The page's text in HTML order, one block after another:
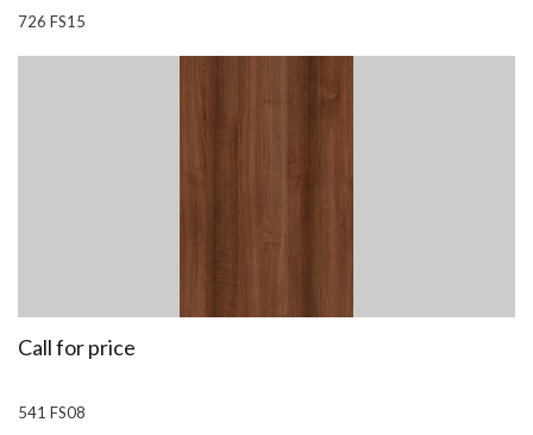
726 FS15
Call for price
541 FS08